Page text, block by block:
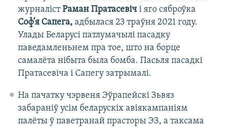
журналістРаман Пратасевічі яго сяброўка
Соф’я Сапега, адбылася 23 траўня 2021 году.
Улады Беларусі патлумачылі пасадку
паведамленьнем пра тое, што на борце
самалёта нібыта была бомба. Пасьля пасадкі
Пратасевіча і Сапегу затрымалі.
На пачатку чэрвеня Эўрапейскі Зьвяз
забараніў усім беларускіх авіякампаніям
палёты ў паветранай прасторы ЭЗ, а таксама